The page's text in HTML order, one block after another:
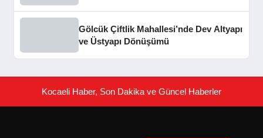
Gölcük Çiftlik Mahallesi’nde Dev Altyapı
ve Üstyapı Dönüşümü
Kocaeli Haber, Son Dakika ve Güncel Haberler